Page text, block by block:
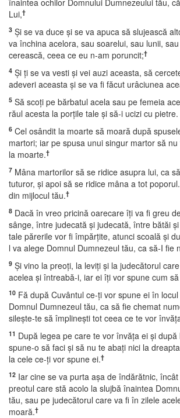
înaintea ochilor Domnului Dumnezeului tău,
Lui,†
3 Şi se va duce şi se va apuca să slujească
va închina acelora, sau soarelui, sau lunii,
cerească, ceea ce eu n-am poruncit;†
4 Şi ţi se va vesti şi vei auzi aceasta, să
adeveri aceasta şi se va fi făcut urâciunea
5 Să scoţi pe bărbatul acela sau pe femeia
răul acesta la porţile tale şi să-i ucizi cu pietre.
6 Cel osândit la moarte să moară după
martori; iar pe spusa unui singur martor să
la moarte.†
7 Mâna martorilor să se ridice asupra lui, ca
tuturor, şi apoi să se ridice mâna a tot
din mijlocul tău.†
8 Dacă în vreo pricină oarecare îţi va fi greu
sânge, între judecată şi judecată, între bătăi
tale părerile vor fi împărţite, atunci scoală şi
l va alege Domnul Dumnezeul tău, ca să-I fie
9 Şi vino la preoţi, la leviţi şi la judecătorul
acelea şi întreabă-i, iar ei îţi vor spune cum
10 Fă după Cuvântul ce-ţi vor spune ei în
Domnul Dumnezeul tău, ca să fie chemat
sileşte-te să împlineşti tot ceea ce te vor
11 După legea pe care te vor învăţa ei şi
spune-o să faci şi să nu te abaţi nici la
la cele ce-ţi vor spune ei.†
12 Iar cine se va purta aşa de îndărătnic,
preotul care stă acolo la slujbă înaintea
tău, sau pe judecătorul care va fi în zilele
moară.†